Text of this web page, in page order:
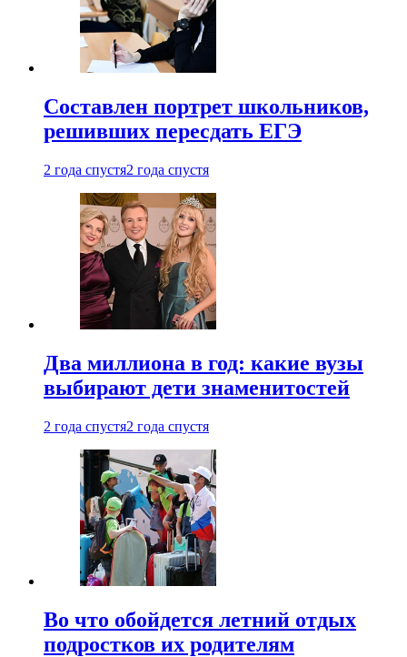
Составлен портрет школьников,
решивших пересдать ЕГЭ
2 года спустя2 года спустя
Два миллиона в год: какие вузы
выбирают дети знаменитостей
2 года спустя2 года спустя
Во что обойдется летний отдых
подростков их родителям